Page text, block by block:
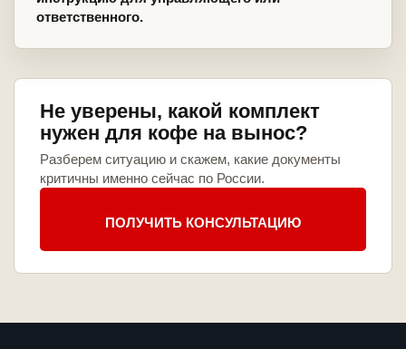
ответственного.
Не уверены, какой комплект
нужен для кофе на вынос?
Разберем ситуацию и скажем, какие документы
критичны именно сейчас по России.
ПОЛУЧИТЬ КОНСУЛЬТАЦИЮ